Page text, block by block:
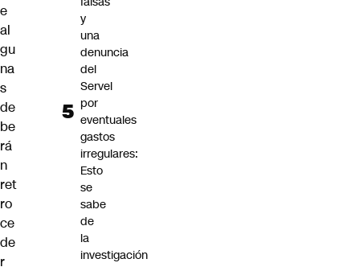
e
al
gu
na
s
de
be
rá
n
ret
ro
ce
de
r
y
una
denuncia
del
Servel
por
eventuales
gastos
irregulares:
Esto
se
sabe
de
la
investigación